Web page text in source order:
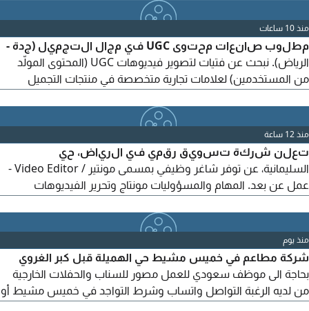
منذ 10 ساعات
مطلوب صانعات محتوى UGC في مجال التجميل (جدة -
الرياض). نبحث عن فتيات لتصوير فيديوهات UGC (المحتوى المولّد
من المستخدمين) لعلامات تجارية متخصصة في منتجات التجميل
عددًا كبيرًا من المتابعين. الأهم هو جودة التصوير، والثقة أمام الكاميرا،
والأسلوب الطبيعي. المهام: تصوير فيديوهات قصيرة (15-60 ثانية)
لتجربة وعرض منتجات التجميل والعناية الشخصية.
منذ 12 ساعة
تعلن شركة تسويق رقمي في الرياض، حي
السليمانية، عن توفر شاغر وظيفي بمسمى مونتير / Video Editor -
عمل عن بعد. المهام والمسؤوليات مونتاج وتحرير الفيديوهات
بمستوى احترافي باستخدام برامج أدوبي مثل Adobe Premiere Pro
وAfter Effects وغيرها من برامج المونتاج. انتاج محتوى مرئي مناسب
لمنصات التواصل الاجتماعي. القدرة على تنفيذ الأفكار وتحويلها الى
فيديوهات ابداعية. للتقديم، يرجى إرسال السيرة الذاتية ونماذج من
منذ يوم
شركة مطاعم في خميس مشيط حي الهميلة قبل كبر الغروي
بحاجة الى موظف سعودي للعمل مصور للسناب والحفلات الخارجية
من لديه الرغبة التواصل واتساب وشرط التواجد في خميس مشيط أو